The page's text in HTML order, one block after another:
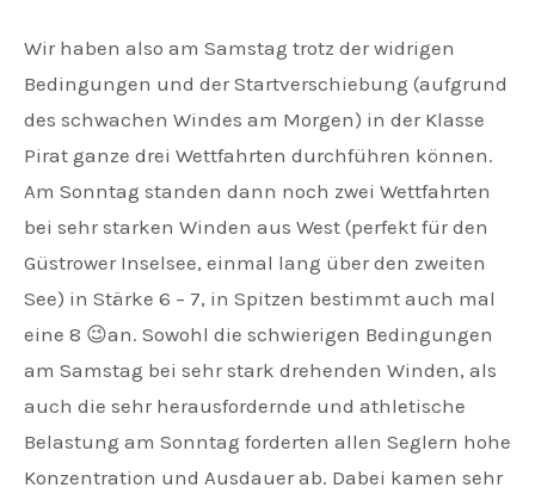
Wir haben also am Samstag trotz der widrigen
Bedingungen und der Startverschiebung (aufgrund
des schwachen Windes am Morgen) in der Klasse
Pirat ganze drei Wettfahrten durchführen können.
Am Sonntag standen dann noch zwei Wettfahrten
bei sehr starken Winden aus West (perfekt für den
Güstrower Inselsee, einmal lang über den zweiten
See) in Stärke 6 – 7, in Spitzen bestimmt auch mal
eine 8 😉an. Sowohl die schwierigen Bedingungen
am Samstag bei sehr stark drehenden Winden, als
auch die sehr herausfordernde und athletische
Belastung am Sonntag forderten allen Seglern hohe
Konzentration und Ausdauer ab. Dabei kamen sehr